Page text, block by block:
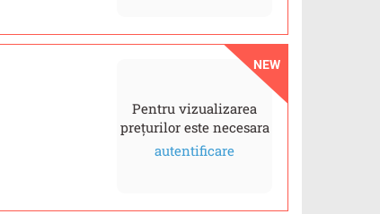
NEW
Pentru vizualizarea
prețurilor este necesara
autentificare